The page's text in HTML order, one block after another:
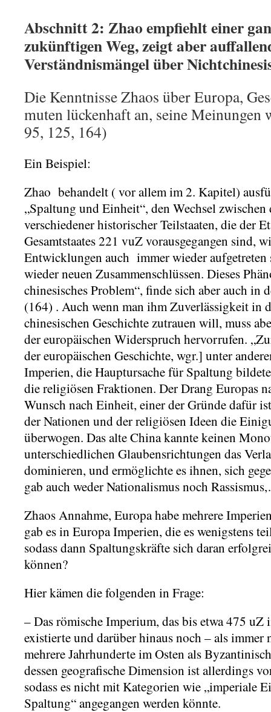
Abschnitt 2: Zhao empfiehlt einer
zukünftigen Weg, zeigt aber
Verständnismängel über
Die Kenntnisse Zhaos über Europa,
muten lückenhaft an, seine
95, 125, 164)
Ein Beispiel:
Zhao behandelt ( vor allem im 2. Kapitel)
„Spaltung und Einheit“, den Wechsel
verschiedener historischer Teilstaaten, die der
Gesamtstaates 221 vuZ vorausgegangen sind,
Entwicklungen auch immer wieder aufgetreten
wieder neuen Zusammenschlüssen. Dieses
chinesisches Problem“, finde sich aber auch in
(164) . Auch wenn man ihm Zuverlässigkeit in
chinesischen Geschichte zutrauen will, muss
der europäischen Widerspruch hervorrufen.
der europäischen Geschichte, wgr.] unter
Imperien, die Hauptursache für Spaltung
die religiösen Fraktionen. Der Drang Europas
Wunsch nach Einheit, einer der Gründe dafür
der Nationen und der religiösen Ideen die
überwogen. Das alte China kannte keinen
unterschiedlichen Glaubensrichtungen das
dominieren, und ermöglichte es ihnen, sich
gab auch weder Nationalismus noch
Zhaos Annahme, Europa habe mehrere
gab es in Europa Imperien, die es wenigstens
sodass dann Spaltungskräfte sich daran
können?
Hier kämen die folgenden in Frage:
– Das römische Imperium, das bis etwa 475 uZ
existierte und darüber hinaus noch – als immer
mehrere Jahrhunderte im Osten als
dessen geografische Dimension ist allerdings
sodass es nicht mit Kategorien wie „imperiale
Spaltung“ angegangen werden könnte.